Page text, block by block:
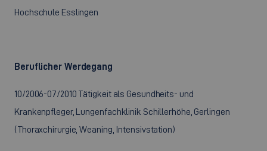
Hochschule Esslingen
Beruflicher Werdegang
10/2006-07/2010 Tätigkeit als Gesundheits- und
Krankenpfleger, Lungenfachklinik Schillerhöhe, Gerlingen
(Thoraxchirurgie, Weaning, Intensivstation)